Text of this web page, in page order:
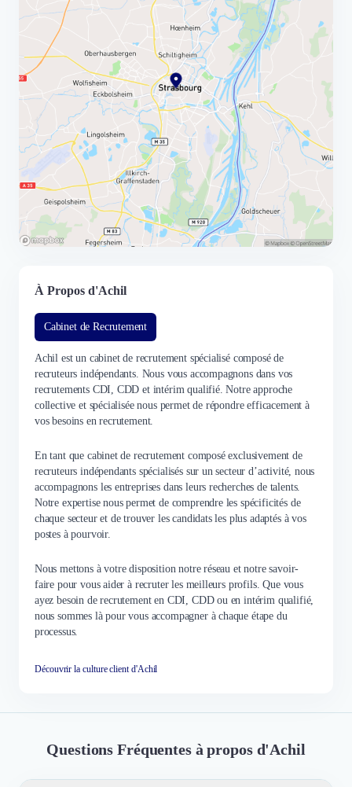
À Propos d'Achil
Cabinet de Recrutement
Achil est un cabinet de recrutement spécialisé composé de
recruteurs indépendants. Nous vous accompagnons dans vos
recrutements CDI, CDD et intérim qualifié. Notre approche
collective et spécialisée nous permet de répondre efficacement à
vos besoins en recrutement.
En tant que cabinet de recrutement composé exclusivement de
recruteurs indépendants spécialisés sur un secteur d’activité, nous
accompagnons les entreprises dans leurs recherches de talents.
Notre expertise nous permet de comprendre les spécificités de
chaque secteur et de trouver les candidats les plus adaptés à vos
postes à pourvoir.
Nous mettons à votre disposition notre réseau et notre savoir-
faire pour vous aider à recruter les meilleurs profils. Que vous
ayez besoin de recrutement en CDI, CDD ou en intérim qualifié,
nous sommes là pour vous accompagner à chaque étape du
processus.
Découvrir la culture client d'Achil
Questions Fréquentes à propos d'Achil